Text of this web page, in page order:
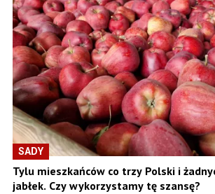
SADY
Tylu mieszkańców co trzy Polski i
jabłek. Czy wykorzystamy tę szansę?